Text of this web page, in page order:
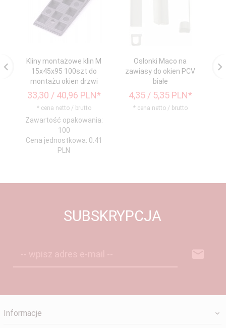
Kliny montażowe klin M
15x45x95 100szt do
montażu okien drzwi
33,30 / 40,96 PLN*
* cena netto / brutto
Zawartość opakowania:
100
Cena jednostkowa: 0.41
PLN
Osłonki Maco na
zawiasy do okien PCV
białe
4,35 / 5,35 PLN*
* cena netto / brutto
SUBSKRYPCJA
Informacje